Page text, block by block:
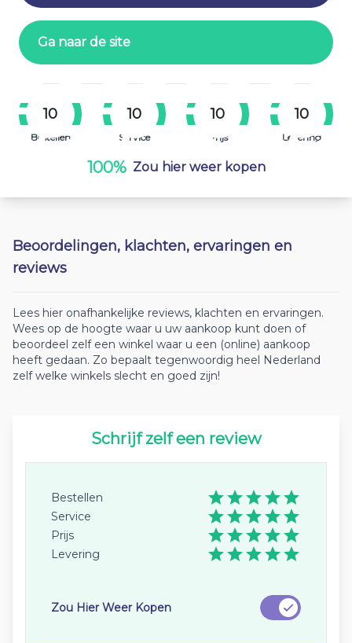
Ga naar de site
10
Bestellen
10
Service
10
Prijs
10
Levering
100% Zou hier weer kopen
Beoordelingen, klachten, ervaringen en
reviews
Lees hier onafhankelijke reviews, klachten en ervaringen.
Wees op de hoogte waar u uw aankoop kunt doen of
beoordeel zelf een winkel waar u een (online) aankoop
heeft gedaan. Zo bepaalt tegenwoordig heel Nederland
zelf welke winkels slecht en goed zijn!
Schrijf zelf een review
Bestellen
Service
Prijs
Levering
Zou Hier Weer Kopen